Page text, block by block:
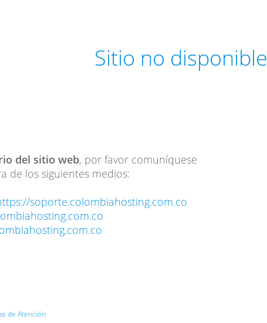
Sitio no disponible
del sitio web, por favor comuníquese
de los siguientes medios:
soporte.colombiahosting.com.co
de Atención